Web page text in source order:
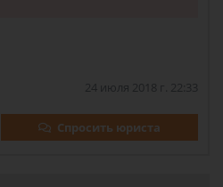
24 июля 2018 г. 22:33
Спросить юриста